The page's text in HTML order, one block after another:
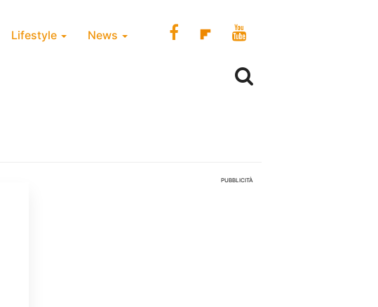
Lifestyle News
PUBBLICITÀ